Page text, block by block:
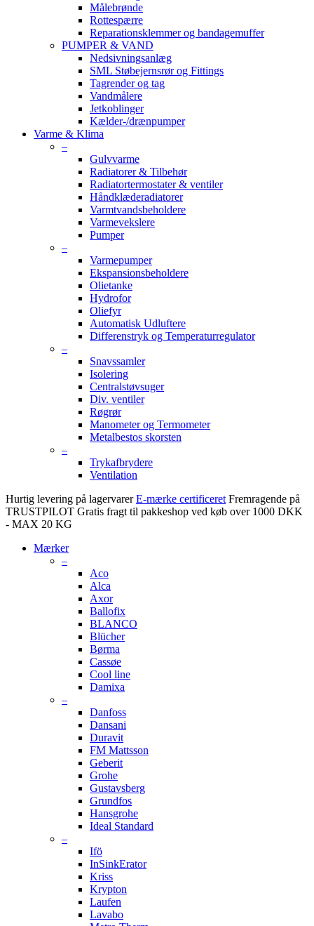
Målebrønde
Rottespærre
Reparationsklemmer og bandagemuffer
PUMPER & VAND
Nedsivningsanlæg
SML Støbejernsrør og Fittings
Tagrender og tag
Vandmålere
Jetkoblinger
Kælder-/drænpumper
Varme & Klima
–
Gulvvarme
Radiatorer & Tilbehør
Radiatortermostater & ventiler
Håndklæderadiatorer
Varmtvandsbeholdere
Varmevekslere
Pumper
–
Varmepumper
Ekspansionsbeholdere
Olietanke
Hydrofor
Oliefyr
Automatisk Udluftere
Differenstryk og Temperaturregulator
–
Snavssamler
Isolering
Centralstøvsuger
Div. ventiler
Røgrør
Manometer og Termometer
Metalbestos skorsten
–
Trykafbrydere
Ventilation
Hurtig levering på lagervarer E-mærke certificeret Fremragende på
TRUSTPILOT Gratis fragt til pakkeshop ved køb over 1000 DKK
- MAX 20 KG
Mærker
–
Aco
Alca
Axor
Ballofix
BLANCO
Blücher
Børma
Cassøe
Cool line
Damixa
–
Danfoss
Dansani
Duravit
FM Mattsson
Geberit
Grohe
Gustavsberg
Grundfos
Hansgrohe
Ideal Standard
–
Ifö
InSinkErator
Kriss
Krypton
Laufen
Lavabo